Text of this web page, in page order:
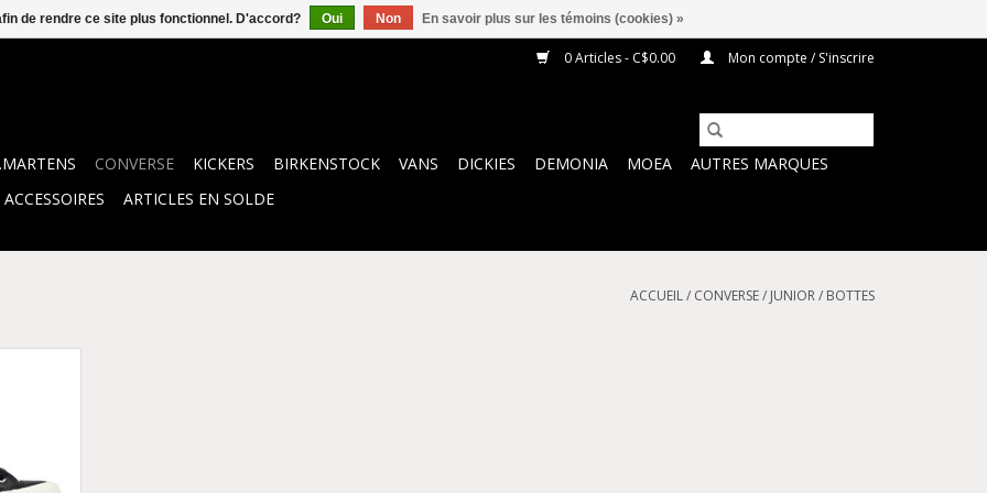
0 Articles - C$0.00 Mon compte / S'inscrire
CONVERSE KICKERS BIRKENSTOCK VANS DICKIES DEMONIA MOEA
AUTRES MARQUES
ACCESSOIRES ARTICLES EN SOLDE
ACCUEIL/ CONVERSE/ JUNIOR/ BOTTES
CAWB-
de rendre ce site plus fonctionnel. D'accord? Oui Non En savoir plus sur les témoins (cookies) »